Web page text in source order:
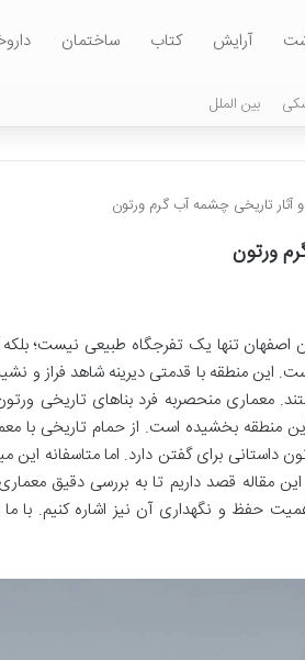
آرایش کتاب ساختمان
بین الملل
آثار تاریخی چشمه آب گرم ورتون
ورتون
تنها یک تفرجگاه طبیعی نیست؛ بلکه
این منطقه با قدمتی دیرینه شاهد فراز و
معماری منحصربه فرد بناهای تاریخی
منطقه بخشیده است. از حمام تاریخی با
برای گفتن دارد. اما متاسفانه این
مقاله قصد داریم تا به بررسی دقیق
حفظ و نگهداری آن نیز اشاره کنیم. با